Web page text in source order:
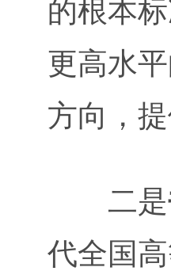
的根本
更高水
方向，
二是
代全国